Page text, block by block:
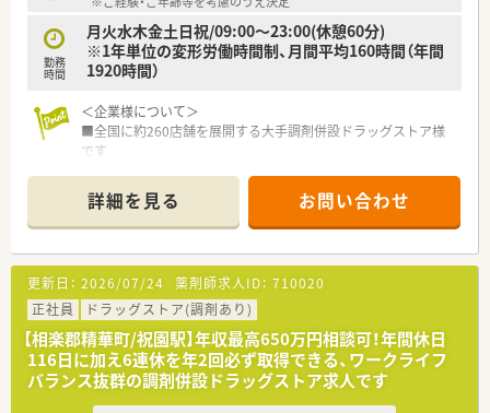
勤務
時間
月火水木金土日祝/09:00～23:00(休憩60分)
※1年単位の変形労働時間制、月間平均160時間（年間
1920時間）
＜企業様について＞
■全国に約260店舗を展開する大手調剤併設ドラッグストア様
です
て積極的に業務拡大を図っている安定性抜群の企業です！
＜働き方について＞
■1年間の変形労働時間制を採用されています
■年間休日は120日～125日と高水準◎最大で20日連休の取得
可能です♪
■コース区分も自由に選択できますので、ご自身のライフスタイ
ルに合わせて転勤範囲をお選び頂くことが可能です
■育休は最大で3年間まで取得可能と好待遇◎育休からの復帰率
は100%！ライフイベントがあっても長くお勤めいただける環境
です
詳細を見る お問い合わせ
更新日： 2026/07/24 薬剤師求人ID： 710020
正社員
ドラッグストア(調剤あり)
【相楽郡精華町/祝園駅】年収最高650万円相談可！年間休日
116日に加え6連休を年2回必ず取得できる、ワークライフ
バランス抜群の調剤併設ドラッグストア求人です